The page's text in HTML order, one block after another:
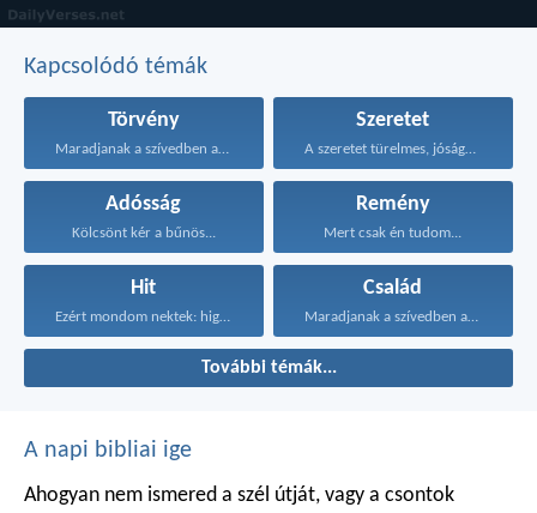
Kapcsolódó témák
Törvény
Maradjanak a szívedben azok...
Szeretet
A szeretet türelmes, jóságos...
Adósság
Kölcsönt kér a bűnös...
Remény
Mert csak én tudom...
Hit
Ezért mondom nektek: higgyétek...
Család
Maradjanak a szívedben azok...
További témák...
A napi bibliai ige
Ahogyan nem ismered a szél útját, vagy a csontok